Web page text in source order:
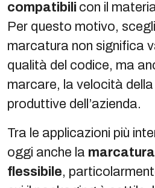
compatibili con il
Per questo motivo,
marcatura non significa
qualità del codice, ma
marcare, la velocità della
produttive dell’azienda.
Tra le applicazioni più
oggi anche la
flessibile,